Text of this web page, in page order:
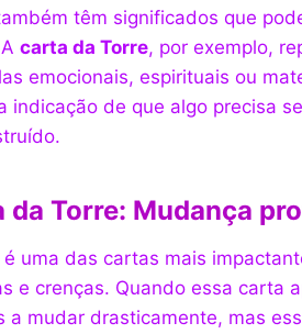
têm significados que
carta da Torre, por exemplo,
emocionais, espirituais ou
indicação de que algo precisa
da Torre: Mudança
é uma das cartas mais
e crenças. Quando essa carta
a mudar drasticamente, mas